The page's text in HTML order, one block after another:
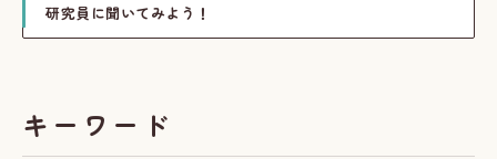
研究員に聞いてみよう！
キーワード